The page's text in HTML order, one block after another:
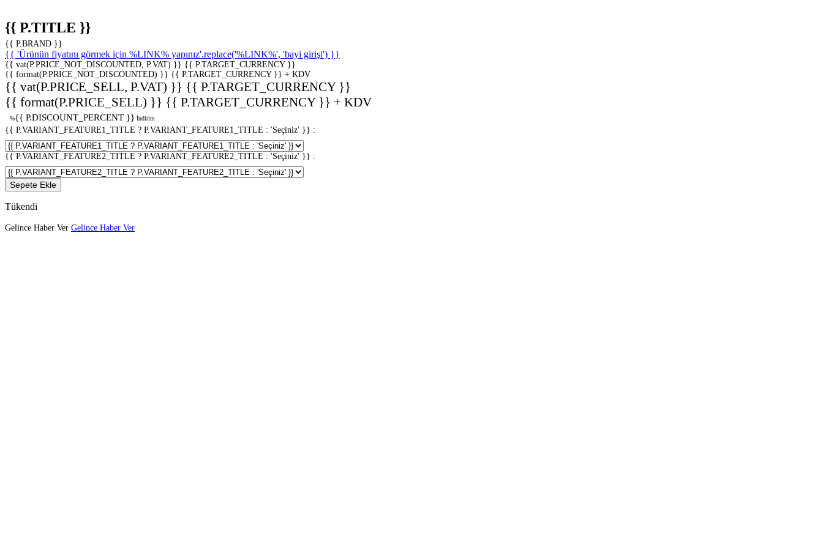
{{ P.TITLE }}
{{ P.BRAND }}
{{ 'Ürünün fiyatını görmek için %LINK% yapınız'.replace('%LINK%', 'bayi girişi') }}
{{ vat(P.PRICE_NOT_DISCOUNTED, P.VAT) }} {{ P.TARGET_CURRENCY }}
{{ format(P.PRICE_NOT_DISCOUNTED) }} {{ P.TARGET_CURRENCY }} + KDV
{{ vat(P.PRICE_SELL, P.VAT) }} {{ P.TARGET_CURRENCY }}
{{ format(P.PRICE_SELL) }} {{ P.TARGET_CURRENCY }} + KDV
%{{ P.DISCOUNT_PERCENT }} İndirim
{{ P.VARIANT_FEATURE1_TITLE ? P.VARIANT_FEATURE1_TITLE : 'Seçiniz' }} :
{{ P.VARIANT_FEATURE2_TITLE ? P.VARIANT_FEATURE2_TITLE : 'Seçiniz' }} :
Sepete Ekle
Tükendi
Gelince Haber Ver Gelince Haber Ver